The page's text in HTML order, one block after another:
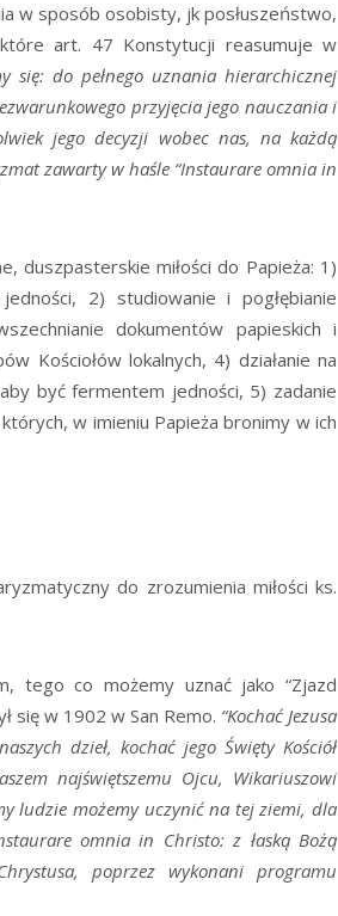
w sposób osobisty, jk posłuszeństwo,
art. 47 Konstytucji reasumuje w
się: do pełnego uznania hierarchicznej
przyjęcia jego nauczania i
jego decyzji wobec nas, na każdą
zawarty w haśle “Instaurare omnia in
duszpasterskie miłości do Papieża: 1)
2) studiowanie i pogłębianie
dokumentów papieskich i
Kościołów lokalnych, 4) działanie na
być fermentem jedności, 5) zadanie
w imieniu Papieża bronimy w ich
do zrozumienia miłości ks.
tego co możemy uznać jako “Zjazd
się w 1902 w San Remo. “Kochać Jezusa
dzieł, kochać jego Święty Kościół
najświętszemu Ojcu, Wikariuszowi
ludzie możemy uczynić na tej ziemi, dla
omnia in Christo: z łaską Bożą
poprzez wykonani programu